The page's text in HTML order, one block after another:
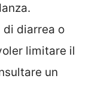
di diarrea o
limitare il
un